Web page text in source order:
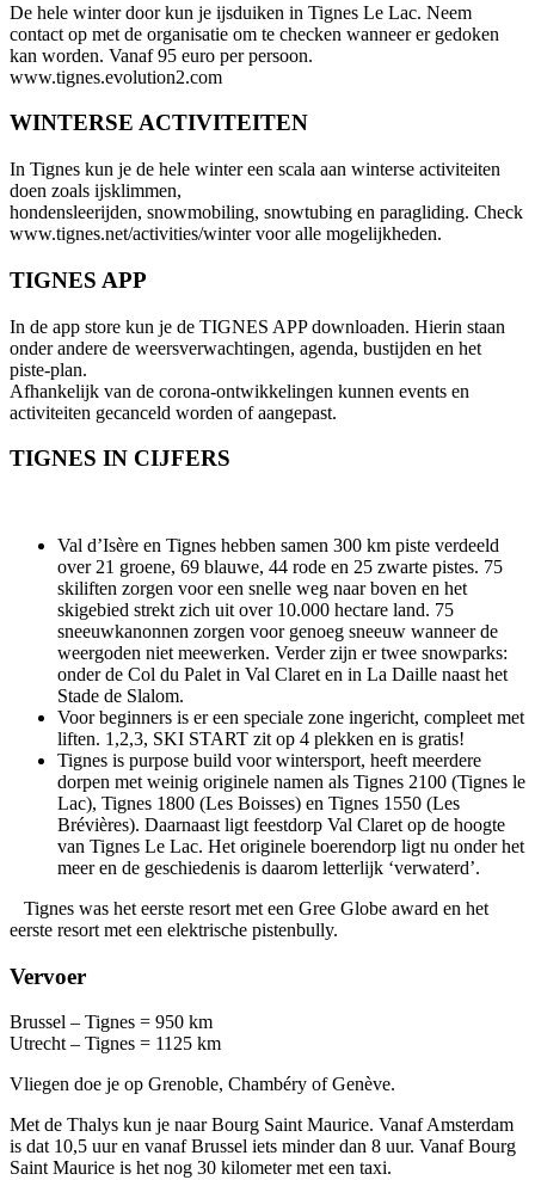
De hele winter door kun je ijsduiken in Tignes Le Lac. Neem
contact op met de organisatie om te checken wanneer er gedoken
kan worden. Vanaf 95 euro per persoon.
www.tignes.evolution2.com
WINTERSE ACTIVITEITEN
In Tignes kun je de hele winter een scala aan winterse activiteiten
doen zoals ijsklimmen,
hondensleerijden, snowmobiling, snowtubing en paragliding. Check
www.tignes.net/activities/winter voor alle mogelijkheden.
TIGNES APP
In de app store kun je de TIGNES APP downloaden. Hierin staan
onder andere de weersverwachtingen, agenda, bustijden en het
piste-plan.
Afhankelijk van de corona-ontwikkelingen kunnen events en
activiteiten gecanceld worden of aangepast.
TIGNES IN CIJFERS
Val d’Isère en Tignes hebben samen 300 km piste verdeeld
over 21 groene, 69 blauwe, 44 rode en 25 zwarte pistes. 75
skiliften zorgen voor een snelle weg naar boven en het
skigebied strekt zich uit over 10.000 hectare land. 75
sneeuwkanonnen zorgen voor genoeg sneeuw wanneer de
weergoden niet meewerken. Verder zijn er twee snowparks:
onder de Col du Palet in Val Claret en in La Daille naast het
Stade de Slalom.
Voor beginners is er een speciale zone ingericht, compleet met
liften. 1,2,3, SKI START zit op 4 plekken en is gratis!
Tignes is purpose build voor wintersport, heeft meerdere
dorpen met weinig originele namen als Tignes 2100 (Tignes le
Lac), Tignes 1800 (Les Boisses) en Tignes 1550 (Les
Brévières). Daarnaast ligt feestdorp Val Claret op de hoogte
van Tignes Le Lac. Het originele boerendorp ligt nu onder het
meer en de geschiedenis is daarom letterlijk ‘verwaterd’.
Tignes was het eerste resort met een Gree Globe award en het
eerste resort met een elektrische pistenbully.
Vervoer
Brussel – Tignes = 950 km
Utrecht – Tignes = 1125 km
Vliegen doe je op Grenoble, Chambéry of Genève.
Met de Thalys kun je naar Bourg Saint Maurice. Vanaf Amsterdam
is dat 10,5 uur en vanaf Brussel iets minder dan 8 uur. Vanaf Bourg
Saint Maurice is het nog 30 kilometer met een taxi.